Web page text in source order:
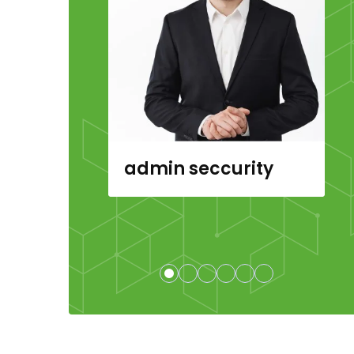
admin seccurity